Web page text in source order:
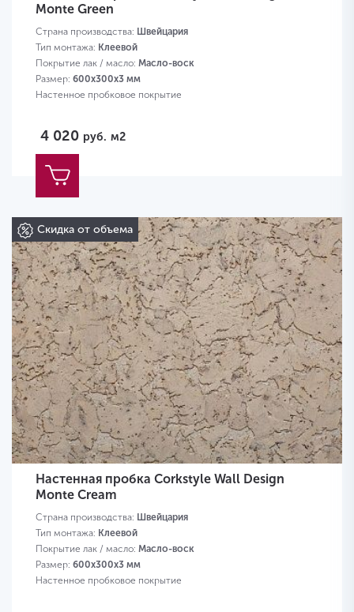
Monte Green
Страна производства: Швейцария
Тип монтажа: Клеевой
Покрытие лак / масло: Масло-воск
Размер: 600х300х3 мм
Настенное пробковое покрытие
4 020 руб. м2
Скидка от объема
Настенная пробка Corkstyle Wall Design
Monte Cream
Страна производства: Швейцария
Тип монтажа: Клеевой
Покрытие лак / масло: Масло-воск
Размер: 600х300х3 мм
Настенное пробковое покрытие